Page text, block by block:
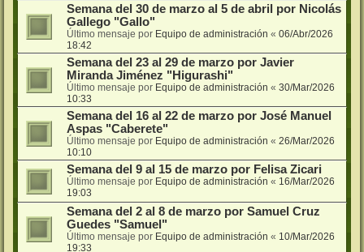
Semana del 30 de marzo al 5 de abril por Nicolás
Gallego "Gallo"
Último mensaje por Equipo de administración « 06/Abr/2026
18:42
Semana del 23 al 29 de marzo por Javier
Miranda Jiménez "Higurashi"
Último mensaje por Equipo de administración « 30/Mar/2026
10:33
Semana del 16 al 22 de marzo por José Manuel
Aspas "Caberete"
Último mensaje por Equipo de administración « 26/Mar/2026
10:10
Semana del 9 al 15 de marzo por Felisa Zicari
Último mensaje por Equipo de administración « 16/Mar/2026
19:03
Semana del 2 al 8 de marzo por Samuel Cruz
Guedes "Samuel"
Último mensaje por Equipo de administración « 10/Mar/2026
19:33